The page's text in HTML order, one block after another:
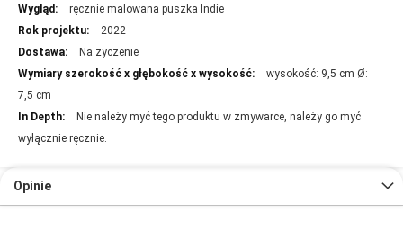
ręcznie malowana puszka Indie
2022
Na życzenie
wysokość: 9,5 cm Ø:
7,5 cm
Nie należy myć tego produktu w zmywarce, należy go myć
wyłącznie ręcznie.
Opinie